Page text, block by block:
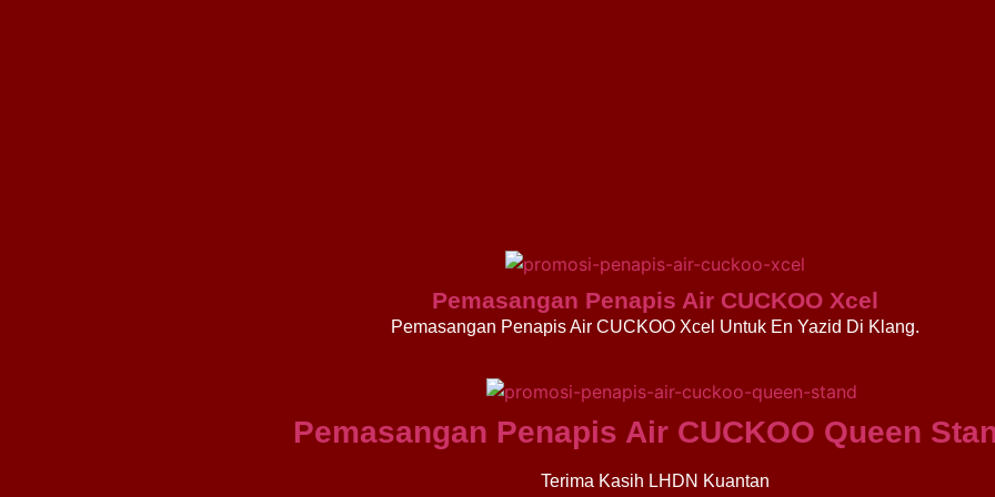
Pemasangan Penapis Air CUCKOO Xcel
Pemasangan Penapis Air CUCKOO Xcel Untuk En Yazid Di Klang.
Pemasangan Penapis Air CUCKOO Queen
Terima Kasih LHDN Kuantan